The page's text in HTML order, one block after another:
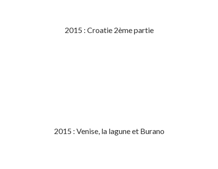
2015 : Croatie 2ème partie
2015 : Venise, la lagune et Burano